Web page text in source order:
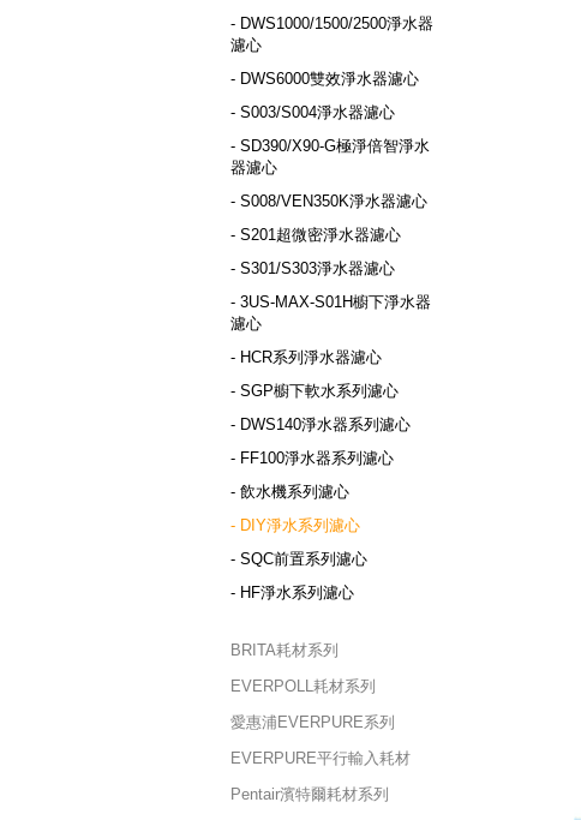
- DWS1000/1500/2500淨水器
濾心
- DWS6000雙效淨水器濾心
- S003/S004淨水器濾心
- SD390/X90-G極淨倍智淨水
器濾心
- S008/VEN350K淨水器濾心
- S201超微密淨水器濾心
- S301/S303淨水器濾心
- 3US-MAX-S01H櫥下淨水器
濾心
- HCR系列淨水器濾心
- SGP櫥下軟水系列濾心
- DWS140淨水器系列濾心
- FF100淨水器系列濾心
- 飲水機系列濾心
- DIY淨水系列濾心
- SQC前置系列濾心
- HF淨水系列濾心
BRITA耗材系列
EVERPOLL耗材系列
愛惠浦EVERPURE系列
EVERPURE平行輸入耗材
Pentair濱特爾耗材系列